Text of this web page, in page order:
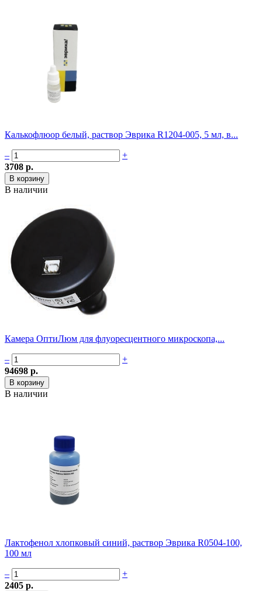
Калькофлюор белый, раствор Эврика R1204-005, 5 мл, в...
–
+
3708 р.
В наличии
Камера ОптиЛюм для флуоресцентного микроскопа,...
–
+
94698 р.
В наличии
Лактофенол хлопковый синий, раствор Эврика R0504-100,
100 мл
–
+
2405 р.